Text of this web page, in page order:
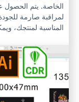
الخاصة. يتم الحصول
لمراقبة صارمة
المناسبة لمنتجك،